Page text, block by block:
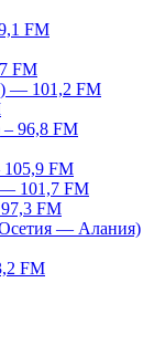
FM
FM
— 101,2 FM
– 96,8 FM
105,9 FM
— 101,7 FM
FM
Осетия — Алания)
FM